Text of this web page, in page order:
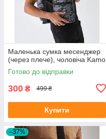
Маленька сумка месенджер
(через плече), чоловіча Kamo
Готово до відправки
300 ₴ 499 ₴
Купити
–37%